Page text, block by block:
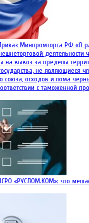
Минпромторга РФ «О
деятельности
на вывоз за пределы
не являющиеся
союза, отходов и лома
с таможенной
«РУСЛОМ.КОМ»: что